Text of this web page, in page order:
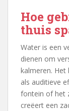
Hoe
thuis
Water is een
dienen om
kalmeren. Het
als auditieve
fontein of het
creëert een